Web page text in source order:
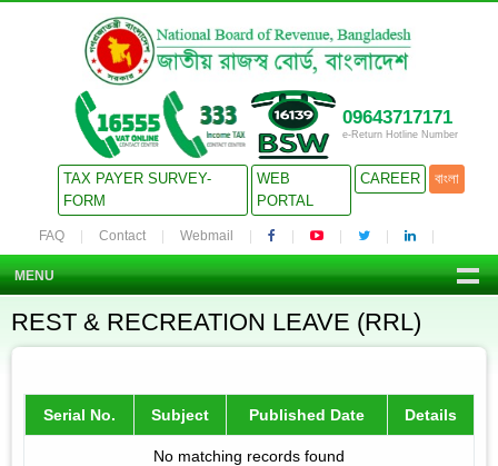
09643717171
e-Return Hotline Number
TAX PAYER SURVEY-
FORM
WEB
PORTAL
CAREER বাংলা
FAQ Contact Webmail
MENU
REST & RECREATION LEAVE (RRL)
Serial No. Subject Published Date Details
No matching records found